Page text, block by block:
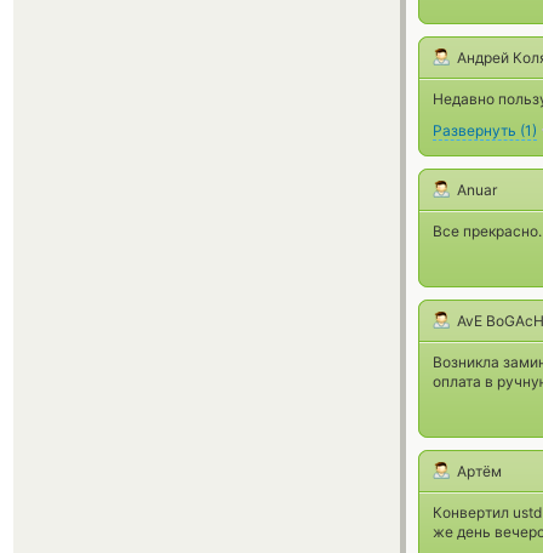
Андрей
Недавно
Развернуть (1)
Anuar
Все
AvE BoGAcH
Возникла
оплата в
Артём
Конвертил
же день